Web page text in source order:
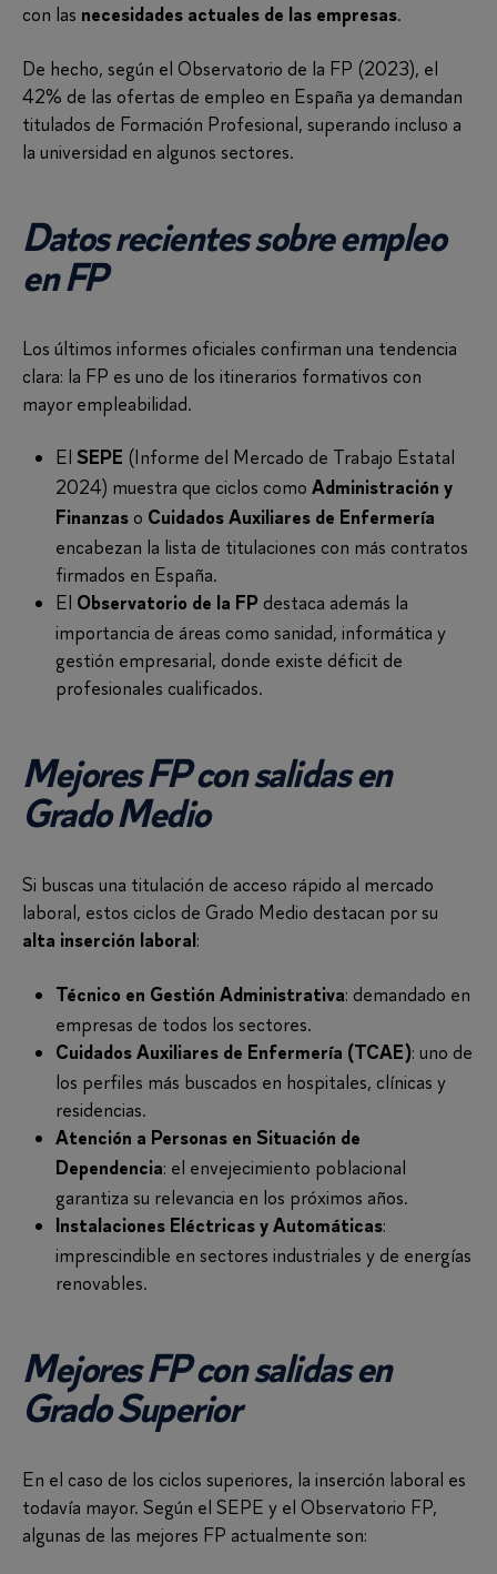
con las necesidades actuales de las empresas.
De hecho, según el Observatorio de la FP (2023), el
42% de las ofertas de empleo en España ya demandan
titulados de Formación Profesional, superando incluso a
la universidad en algunos sectores.
Datos recientes sobre empleo
en FP
Los últimos informes oficiales confirman una tendencia
clara: la FP es uno de los itinerarios formativos con
mayor empleabilidad.
El SEPE (Informe del Mercado de Trabajo Estatal
2024) muestra que ciclos como Administración y
Finanzas o Cuidados Auxiliares de Enfermería
encabezan la lista de titulaciones con más contratos
firmados en España.
El Observatorio de la FP destaca además la
importancia de áreas como sanidad, informática y
gestión empresarial, donde existe déficit de
profesionales cualificados.
Mejores FP con salidas en
Grado Medio
Si buscas una titulación de acceso rápido al mercado
laboral, estos ciclos de Grado Medio destacan por su
alta inserción laboral:
Técnico en Gestión Administrativa: demandado en
empresas de todos los sectores.
Cuidados Auxiliares de Enfermería (TCAE): uno de
los perfiles más buscados en hospitales, clínicas y
residencias.
Atención a Personas en Situación de
Dependencia: el envejecimiento poblacional
garantiza su relevancia en los próximos años.
Instalaciones Eléctricas y Automáticas:
imprescindible en sectores industriales y de energías
renovables.
Mejores FP con salidas en
Grado Superior
En el caso de los ciclos superiores, la inserción laboral es
todavía mayor. Según el SEPE y el Observatorio FP,
algunas de las mejores FP actualmente son: